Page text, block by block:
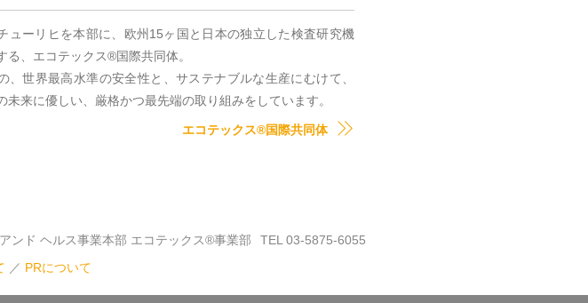
ューリヒを本部に、欧州15ヶ国と日本の独立した検査研究機
る、エコテックス®国際共同体。
、世界最高水準の安全性と、サステナブルな生産にむけて、
未来に優しい、厳格かつ最先端の取り組みをしています。
エコテックス®国際共同体
ンド ヘルス事業本部 エコテックス®事業部
TEL 03-5875-6055
／ PRについて